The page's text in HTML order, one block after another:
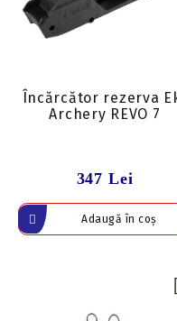
Încărcător rezerva
Archery REVO 7
347 Lei